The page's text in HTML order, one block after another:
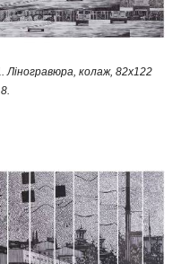
Ліногравюра, колаж, 82х122